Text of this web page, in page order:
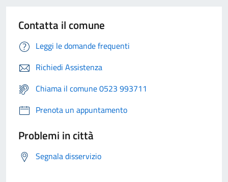
Contatta il comune
Leggi le domande frequenti
Richiedi Assistenza
Chiama il comune 0523 993711
Prenota un appuntamento
Problemi in città
Segnala disservizio